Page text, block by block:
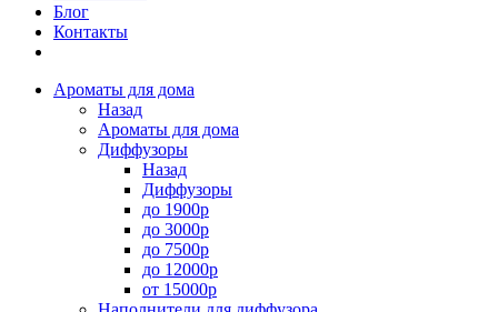
Блог
Контакты
Ароматы для дома
Назад
Ароматы для дома
Диффузоры
Назад
Диффузоры
до 1900р
до 3000р
до 7500р
до 12000р
от 15000р